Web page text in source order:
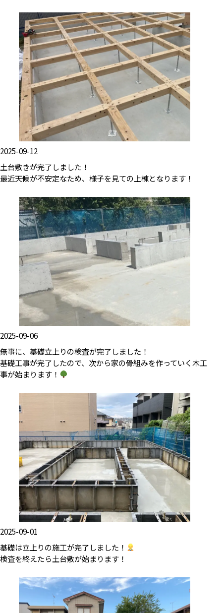
2025-09-12
土台敷きが完了しました！
最近天候が不安定なため、様子を見ての上棟となります！
2025-09-06
無事に、基礎立上りの検査が完了しました！
基礎工事が完了したので、次から家の骨組みを作っていく木工
事が始まります！
2025-09-01
基礎は立上りの施工が完了しました！
検査を終えたら土台敷が始まります！